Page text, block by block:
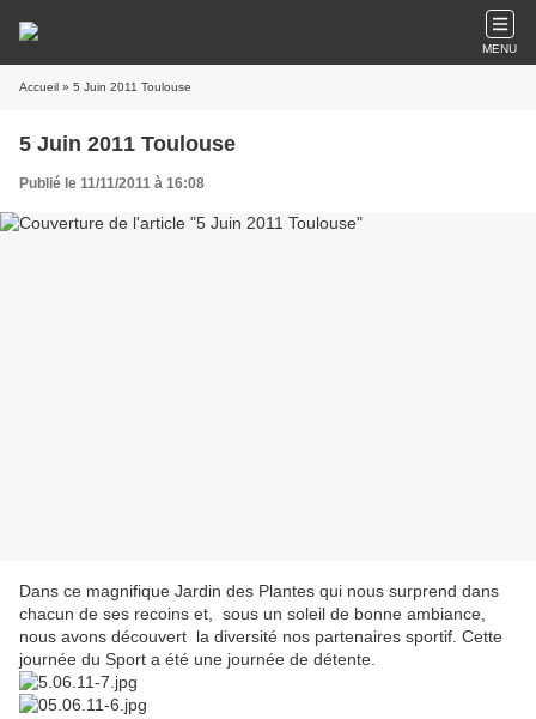
MENU
Accueil » 5 Juin 2011 Toulouse
5 Juin 2011 Toulouse
Publié le 11/11/2011 à 16:08
Dans ce magnifique Jardin des Plantes qui nous surprend dans
chacun de ses recoins et, sous un soleil de bonne ambiance,
nous avons découvert la diversité nos partenaires sportif. Cette
journée du Sport a été une journée de détente.